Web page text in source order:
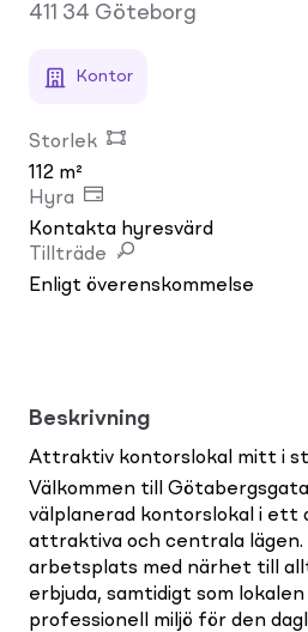
411 34 Göteborg
Kontor
Storlek
112 m²
Hyra
Kontakta hyresvärd
Tillträde
Enligt överenskommelse
Beskrivning
Attraktiv kontorslokal mitt i
Välkommen till
välplanerad kontorslokal i ett
attraktiva och centrala lägen.
arbetsplats med närhet till
erbjuda, samtidigt som
professionell miljö för den